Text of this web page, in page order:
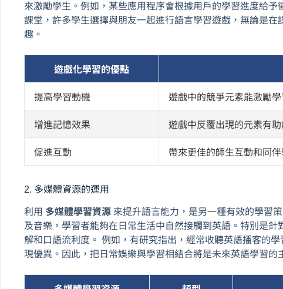
來激勵學生。例如，某些應用程序會根據用戶的學習進度給
課堂，許多學生選擇與朋友一起進行語言學習遊戲，無論是在
趣。
遊戲化學習的優點
提高學習動機 遊戲中的競爭元素能激勵
增進記憶效果 遊戲中反覆出現的元素有助
促進互動 帶來更佳的師生互動和同
2. 多媒體資源的運用
利用 多媒體學習資源 來提升語言能力，是另一種有效的學習
及音樂，學習者能夠在日常生活中自然接觸到英語。特別是針
解和口語流利度。 例如，有研究指出，經常收聽英語播客的
現優異。因此，把日常娛樂與學習相結合將是未來英語學習的